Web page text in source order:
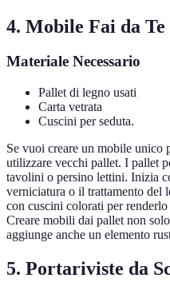
4. Mobile Fai da
Materiale Necessario
Pallet di legno usati
Carta vetrata
Cuscini per seduta.
Se vuoi creare un mobile unico
utilizzare vecchi pallet. I pallet
tavolini o persino lettini. Inizia
verniciatura o il trattamento del
con cuscini colorati per
Creare mobili dai pallet non
aggiunge anche un elemento
5. Portariviste da